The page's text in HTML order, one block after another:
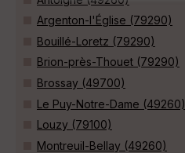
Argenton-l'Église (79290)
Bouillé-Loretz (79290)
Brion-près-Thouet (79290)
Brossay (49700)
Le Puy-Notre-Dame (49260)
Louzy (79100)
Montreuil-Bellay (49260)